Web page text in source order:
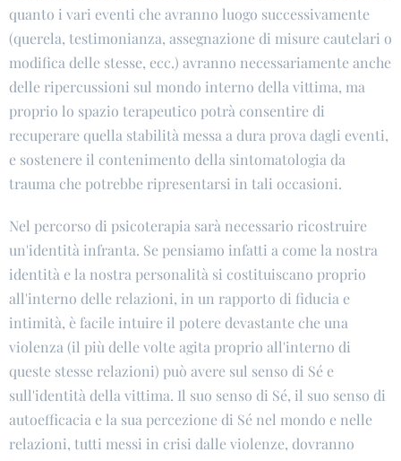
quanto i vari eventi che avranno luogo successivamente
(querela, testimonianza, assegnazione di misure cautelari o
modifica delle stesse, ecc.) avranno necessariamente anche
delle ripercussioni sul mondo interno della vittima, ma
proprio lo spazio terapeutico potrà consentire di
recuperare quella stabilità messa a dura prova dagli eventi,
e sostenere il contenimento della sintomatologia da
trauma che potrebbe ripresentarsi in tali occasioni.
Nel percorso di psicoterapia sarà necessario ricostruire
un'identità infranta. Se pensiamo infatti a come la nostra
identità e la nostra personalità si costituiscano proprio
all'interno delle relazioni, in un rapporto di fiducia e
intimità, è facile intuire il potere devastante che una
violenza (il più delle volte agita proprio all'interno di
queste stesse relazioni) può avere sul senso di Sé e
sull'identità della vittima. Il suo senso di Sé, il suo senso di
autoefficacia e la sua percezione di Sé nel mondo e nelle
relazioni, tutti messi in crisi dalle violenze, dovranno